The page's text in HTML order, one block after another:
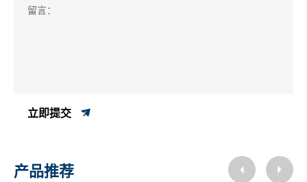
留言：
立即提交
产品推荐